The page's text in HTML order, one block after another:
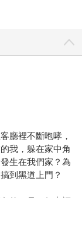
廳裡不斷咆哮，
我，躲在家中角
生在我們家？為
到黑道上門？
的，是一個幸福